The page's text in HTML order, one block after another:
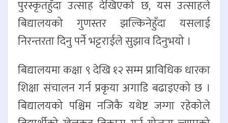
पुरस्कृतहुँदा उत्साह देखिएको छ, यस उत्साहले
बिद्यालयको गुणस्तर झल्किनेहुँदा यसलाई
निरन्तरता दिनु पर्ने भट्टराईले सुझाव दिनुभयो ।
बिद्यालयमा कक्षा ९ देखि १२ सम्म प्राविधिक धारका
शिक्षा संचालन गर्न प्रकृया अगाडि बढाइएको छ ।
बिद्यालयको पश्चिम नजिकै यथेष्ट जग्गा रहेकोले